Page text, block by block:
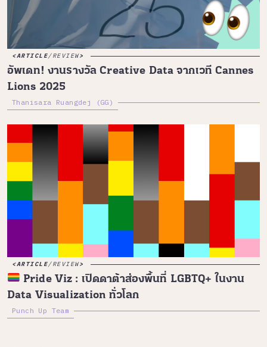
ARTICLE/REVIEW
อัพเดท! งานรางวัล Creative Data จากเวที Cannes
Lions 2025
Thanisara Ruangdej (GG)
ARTICLE/REVIEW
Pride Viz : เปิดดาต้าส่องพื้นที่ LGBTQ+ ในงาน
Data Visualization ทั่วโลก
Punch Up Team